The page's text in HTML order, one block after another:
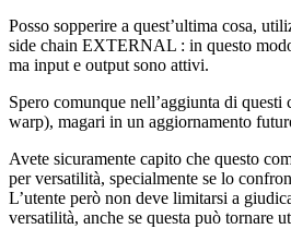
Posso sopperire a quest’ultima cosa,
side chain EXTERNAL : in questo
ma input e output sono attivi.
Spero comunque nell’aggiunta di
warp), magari in un aggiornamento
Avete sicuramente capito che questo
per versatilità, specialmente se lo
L’utente però non deve limitarsi a
versatilità, anche se questa può tornare